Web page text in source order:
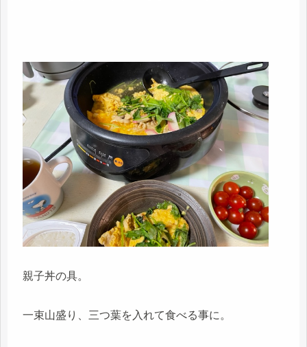
親子丼の具。
一束山盛り、三つ葉を入れて食べる事に。